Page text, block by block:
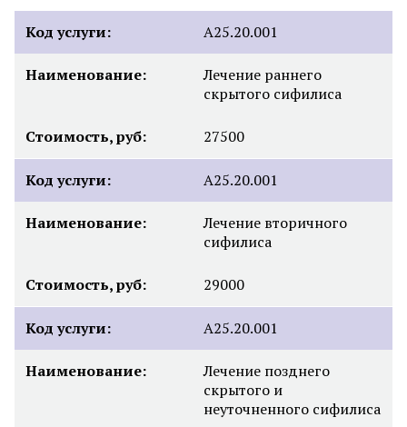
Код услуги: А25.20.001
Наименование:
Лечение раннего
скрытого сифилиса
Стоимость, руб: 27500
Код услуги: А25.20.001
Наименование:
Лечение вторичного
сифилиса
Стоимость, руб: 29000
Код услуги: А25.20.001
Наименование:
Лечение позднего
скрытого и
неуточненного сифилиса